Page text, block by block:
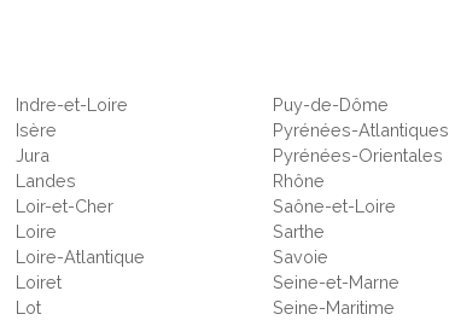
Indre-et-Loire
Isère
Jura
Landes
Loir-et-Cher
Loire
Loire-Atlantique
Loiret
Lot
Puy-de-Dôme
Pyrénées-Atlantiques
Pyrénées-Orientales
Rhône
Saône-et-Loire
Sarthe
Savoie
Seine-et-Marne
Seine-Maritime